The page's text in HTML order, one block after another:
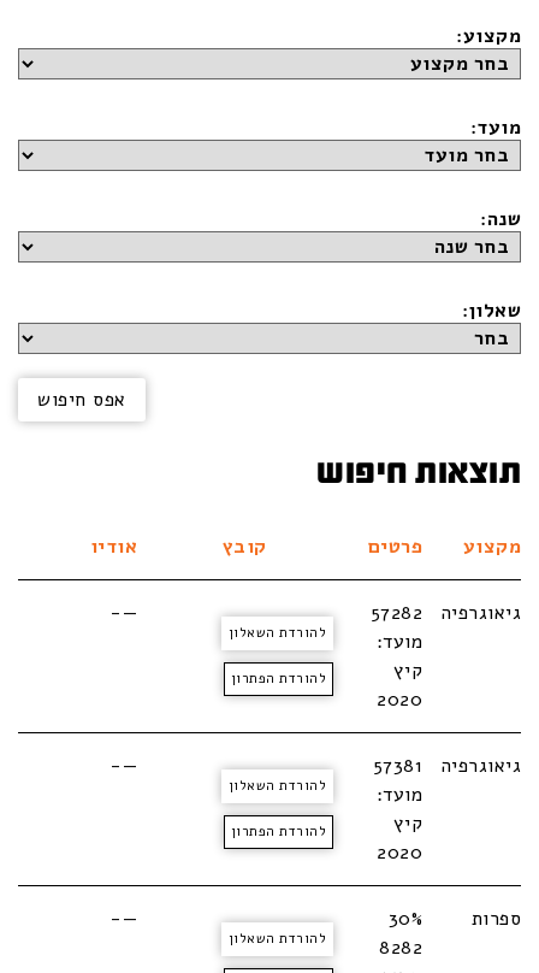
מקצוע:
מועד:
שנה:
שאלון:
תוצאות חיפוש
מקצוע פרטים קובץ אודיו
גיאוגרפיה
57282
מועד:
קיץ
2020
להורדת השאלון
להורדת הפתרון
—-
גיאוגרפיה
57381
מועד:
קיץ
2020
להורדת השאלון
להורדת הפתרון
—-
ספרות
30%
8282
להורדת השאלון
—-